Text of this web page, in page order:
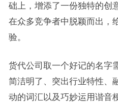
础上，增添了一份独特的创
在众多竞争者中脱颖而出，
验。
货代公司取一个好记的名字
简洁明了、突出行业特性、
动的词汇以及巧妙运用谐音